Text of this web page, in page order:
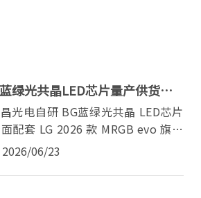
绿光共晶LED芯片量产供货国
光电自研 BG蓝绿光共晶 LED芯片
配套 LG 2026 款 MRGB evo 旗舰
独特光学优势，该系列电视成...
2026/06/23